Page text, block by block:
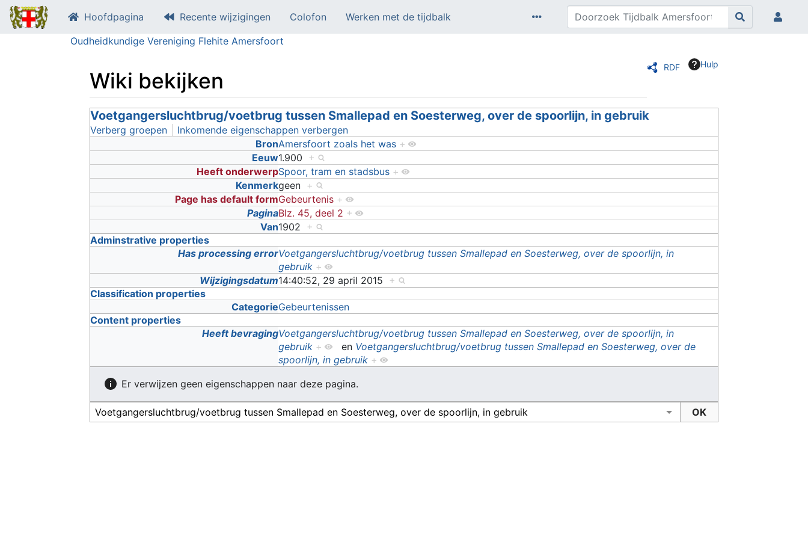
Hoofdpagina Recente wijzigingen Colofon
Werken met de tijdbalk
Oudheidkundige Vereniging Flehite Amersfoort
RDF Hulp
Wiki bekijken
Ga naar:navigatie,zoeken
Voetgangersluchtbrug/voetbrug tussen Smallepad en Soesterweg, over de spoorlijn, in gebruik
Verberg groepen
Inkomende eigenschappen verbergen
BronAmersfoort zoals het was +
Eeuw1.900 +
Heeft onderwerpSpoor, tram en stadsbus +
Kenmerkgeen +
Page has default formGebeurtenis +
PaginaBlz. 45, deel 2 +
Van1902 +
Adminstrative properties
Has processing errorVoetgangersluchtbrug/voetbrug tussen Smallepad en Soesterweg, over de spoorlijn, in
gebruik +
Wijzigingsdatum14:40:52, 29 april 2015 +
Classification properties
CategorieGebeurtenissen
Content properties
Heeft bevragingVoetgangersluchtbrug/voetbrug tussen Smallepad en Soesterweg, over de spoorlijn, in
gebruik + en Voetgangersluchtbrug/voetbrug tussen Smallepad en Soesterweg, over de
spoorlijn, in gebruik +
Er verwijzen geen eigenschappen naar deze pagina.